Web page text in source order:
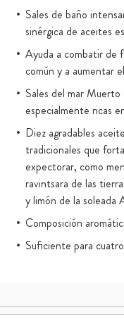
Sales de baño
sinérgica de aceites
Ayuda a combatir de
común y a aumentar
Sales del mar Muerto
especialmente ricas
Diez agradables
tradicionales que
expectorar, como
ravintsara de las
y limón de la soleada
Composición
Suficiente para